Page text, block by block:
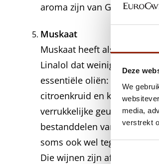
Deze
We
media,
verstrekt
aroma zijn van
Muskaat
Muskaat heeft als
Linalol dat weinig stabiel
essentiële oliën: lavendel,
citroenkruid en koriander.
verrukkelijke geur. Het is
bestanddelen van alle
soms ook wel tegen in
Die wijnen zijn afkomstig